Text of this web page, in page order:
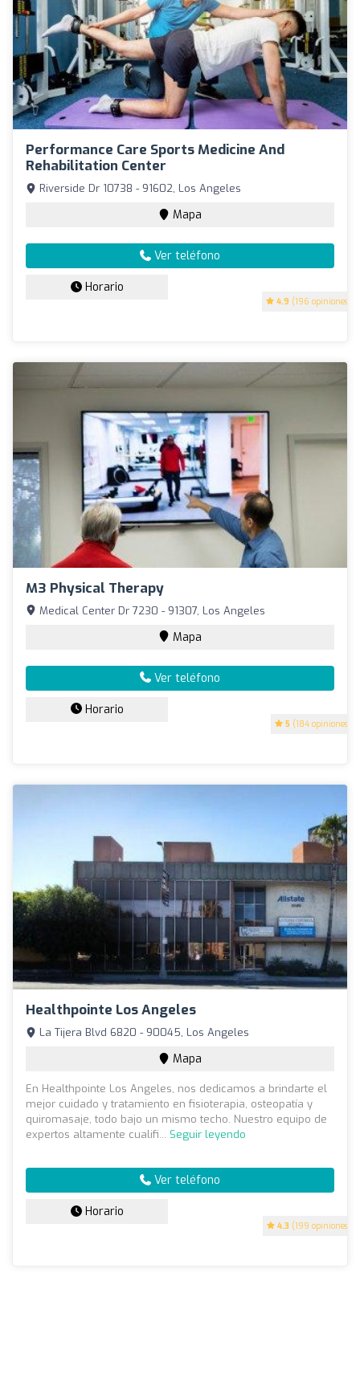
Performance Care Sports Medicine And
Rehabilitation Center
4.9 (196 opiniones)
Riverside Dr 10738 - 91602, Los Angeles
Mapa
Ver teléfono
Horario
M3 Physical Therapy
5 (184 opiniones)
Medical Center Dr 7230 - 91307, Los Angeles
Mapa
Ver teléfono
Horario
Healthpointe Los Angeles
4.3 (199 opiniones)
La Tijera Blvd 6820 - 90045, Los Angeles
Mapa
En Healthpointe Los Angeles, nos dedicamos a brindarte el
mejor cuidado y tratamiento en fisioterapia, osteopatía y
quiromasaje, todo bajo un mismo techo. Nuestro equipo de
expertos altamente cualifi... Seguir leyendo
Ver teléfono
Horario